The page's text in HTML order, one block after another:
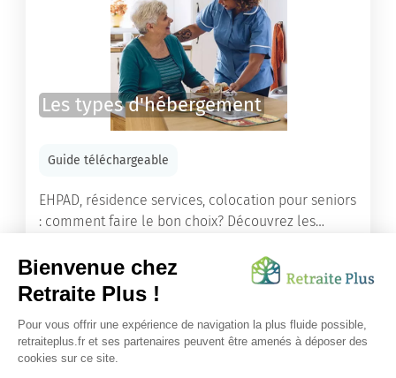
Les types d'hébergement
Guide téléchargeable
EHPAD, résidence services, colocation pour seniors
: comment faire le bon choix? Découvrez les
ainés.
Lire l'article
Vous avez besoin d’une aide de nos équipes ?